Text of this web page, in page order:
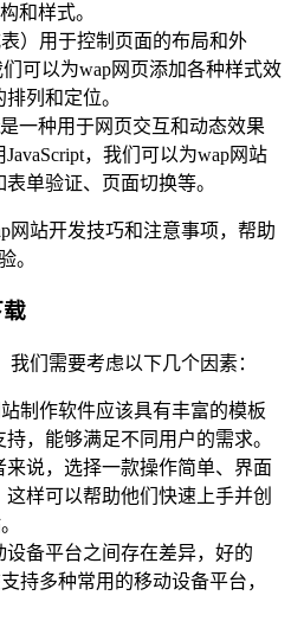
和样式。
）用于控制页面的布局和外
可以为wap网页添加各种样式效
列和定位。
是一种用于网页交互和动态效果
，我们可以为wap网站
单验证、页面切换等。
网站开发技巧和注意事项，帮助
。
们需要考虑以下几个因素：
制作软件应该具有丰富的模板
，能够满足不同用户的需求。
来说，选择一款操作简单、界面
样可以帮助他们快速上手并创
设备平台之间存在差异，好的
持多种常用的移动设备平台，